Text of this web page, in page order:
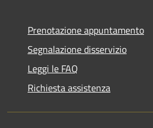
Prenotazione appuntamento
Segnalazione disservizio
Leggi le FAQ
Richiesta assistenza